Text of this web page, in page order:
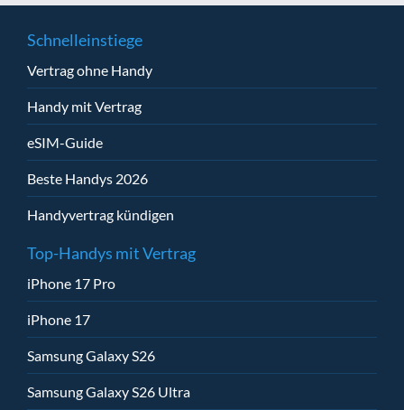
Schnelleinstiege
Vertrag ohne Handy
Handy mit Vertrag
eSIM-Guide
Beste Handys 2026
Handyvertrag kündigen
Top-Handys mit Vertrag
iPhone 17 Pro
iPhone 17
Samsung Galaxy S26
Samsung Galaxy S26 Ultra